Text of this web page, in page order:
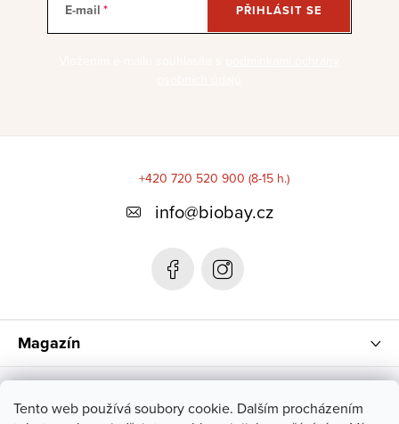
Tento web používá soubory cookie. Dalším procházením
E-mail PŘIHLÁSIT SE
Magazín
+420 720 520 900 (8-15 h.)
info@biobay.cz